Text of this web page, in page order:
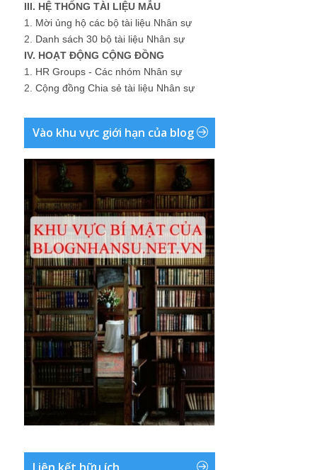
III. HỆ THỐNG TÀI LIỆU MẪU
1. Mời ủng hộ các bộ tài liệu Nhân sự
2. Danh sách 30 bộ tài liệu Nhân sự
IV. HOẠT ĐỘNG CỘNG ĐỒNG
1. HR Groups - Các nhóm Nhân sự
2. Cộng đồng Chia sẻ tài liệu Nhân sự
Vào khu vực giới hạn của blog
Liên kết hữu ích